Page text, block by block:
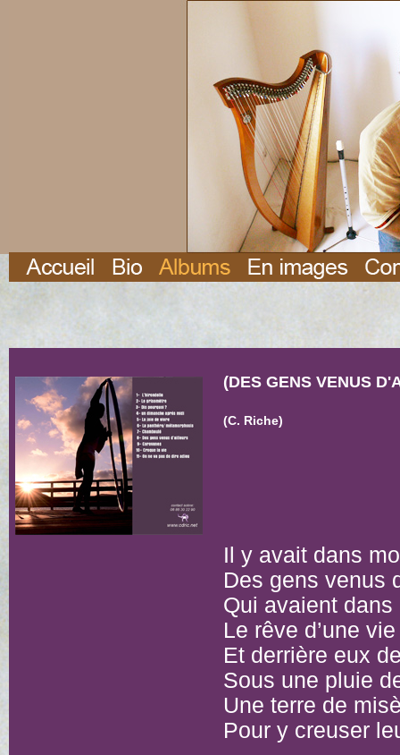
(DES GENS VENUS
(C. Riche)
Il y avait dans
Des gens venus
Qui avaient
Le rêve d’une
Et derrière eux
Sous une pluie
Une terre de
Pour y creuser